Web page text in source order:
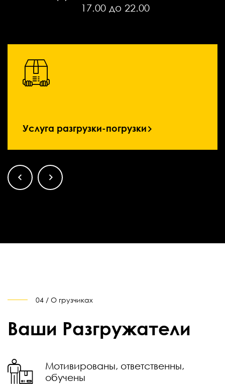
17.00 до 22.00
Услуга разгрузки-погрузки
04 / О грузчиках
Ваши Разгружатели
Мотивированы, ответственны,
обучены